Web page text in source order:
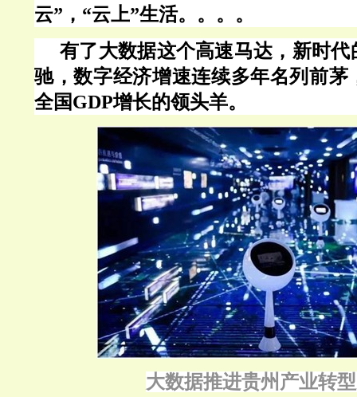
云”，“云上”生活。。。。
有了大数据这个高速马达，新时代
驰，数字经济增速连续多年名列前茅
全国GDP增长的领头羊。
大数据推进贵州产业转